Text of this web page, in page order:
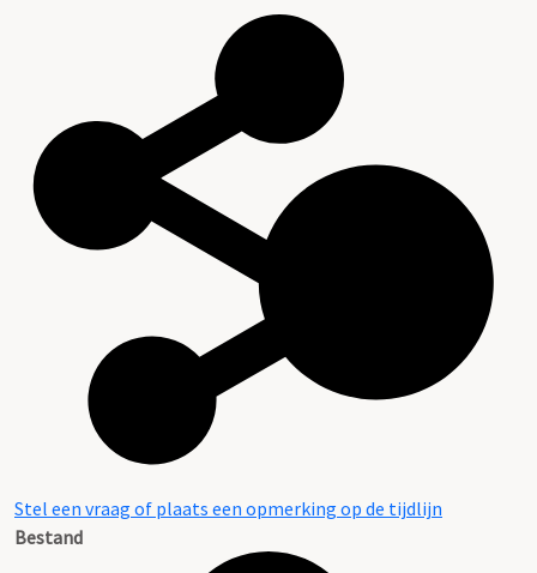
Stel een vraag of plaats een opmerking op de tijdlijn
Bestand